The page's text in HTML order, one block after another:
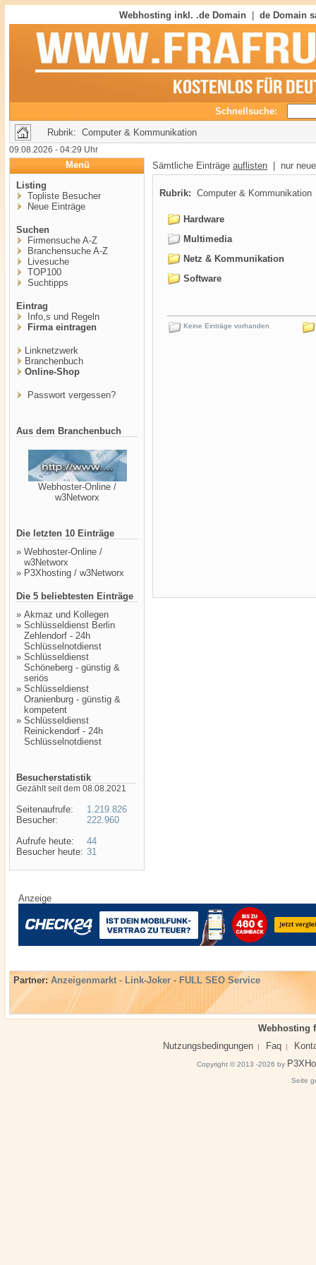
Webhosting inkl. .de Domain de Domain
Schnellsuche:
Rubrik: Computer & Kommunikation
09.08.2026 - 04:29 Uhr
Menü
Listing
Topliste Besucher
Neue Einträge
Suchen
Firmensuche A-Z
Branchensuche A-Z
Livesuche
TOP100
Suchtipps
Eintrag
Info,s und Regeln
Firma eintragen
Linknetzwerk
Branchenbuch
Online-Shop
Passwort vergessen?
Aus dem Branchenbuch
Webhoster-Online /
w3Networx
Die letzten 10 Einträge
» Webhoster-Online /
w3Networx
» P3Xhosting / w3Networx
Die 5 beliebtesten Einträge
» Akmaz und Kollegen
» Schlüsseldienst Berlin
Zehlendorf - 24h
Schlüsselnotdienst
» Schlüsseldienst
Schöneberg - günstig &
seriös
» Schlüsseldienst
Oranienburg - günstig &
kompetent
» Schlüsseldienst
Reinickendorf - 24h
Schlüsselnotdienst
Besucherstatistik
Gezählt seit dem 08.08.2021
Seitenaufrufe:
Besucher:
Aufrufe heute:
Besucher heute:
1.219.826
222.960
44
31
Sämtliche Einträge auflisten | nur
Rubrik: Computer & Kommunikation
Hardware
Multimedia
Netz & Kommunikation
Software
Keine Einträge vorhanden
Anzeige
Partner: Anzeigenmarkt - Link-Joker - FULL SEO Service
Webhosting
Nutzungsbedingungen | Faq |
Copyright © 2013 -2026 by
Seite